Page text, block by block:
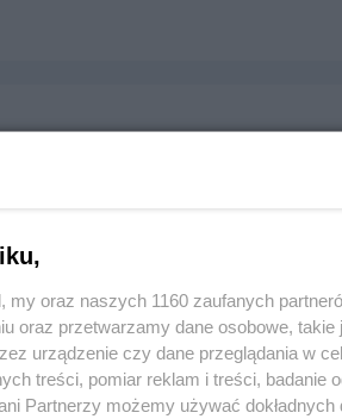
Produkcja i budownictwo
wyświetleń: 1918
my oraz naszych 1160 zaufanych
oraz przetwarzamy dane osobowe,
urządzenie czy dane przeglądania w
treści, pomiar reklam i treści, badanie
Partnerzy możemy używać